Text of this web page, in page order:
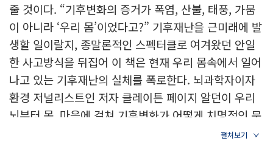
줄 것이다. “기후변화의 증거가 폭염, 산불, 태풍, 가뭄
이 아니라 ‘우리 몸’이었다고?” 기후재난을 근미래에 발
생할 일이랄지, 종말론적인 스펙터클로 여겨왔던 안일
한 사고방식을 뒤집어 이 책은 현재 우리 몸속에서 일어
나고 있는 기후재난의 실체를 폭로한다. 뇌과학자이자
환경 저널리스트인 저자 클레이튼 페이지 알던이 우리
뇌부터 몸, 마음에 걸쳐 기후변화가 어떻게 치명적인 문
제를 일으키는지 신경과학?데이터과학?인지심리학을